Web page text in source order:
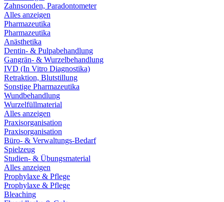
Zahnsonden, Paradontometer
Alles anzeigen
Pharmazeutika
Pharmazeutika
Anästhetika
Dentin- & Pulpabehandlung
Gangrän- & Wurzelbehandlung
IVD (In Vitro Diagnostika)
Retraktion, Blutstillung
Sonstige Pharmazeutika
Wundbehandlung
Wurzelfüllmaterial
Alles anzeigen
Praxisorganisation
Praxisorganisation
Büro- & Verwaltungs-Bedarf
Spielzeug
Studien- & Übungsmaterial
Alles anzeigen
Prophylaxe & Pflege
Prophylaxe & Pflege
Bleaching